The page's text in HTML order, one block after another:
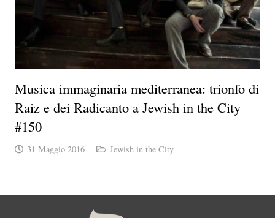
Musica immaginaria mediterranea: trionfo di
Raiz e dei Radicanto a Jewish in the City
#150
31 Maggio 2016 Jewish in the City